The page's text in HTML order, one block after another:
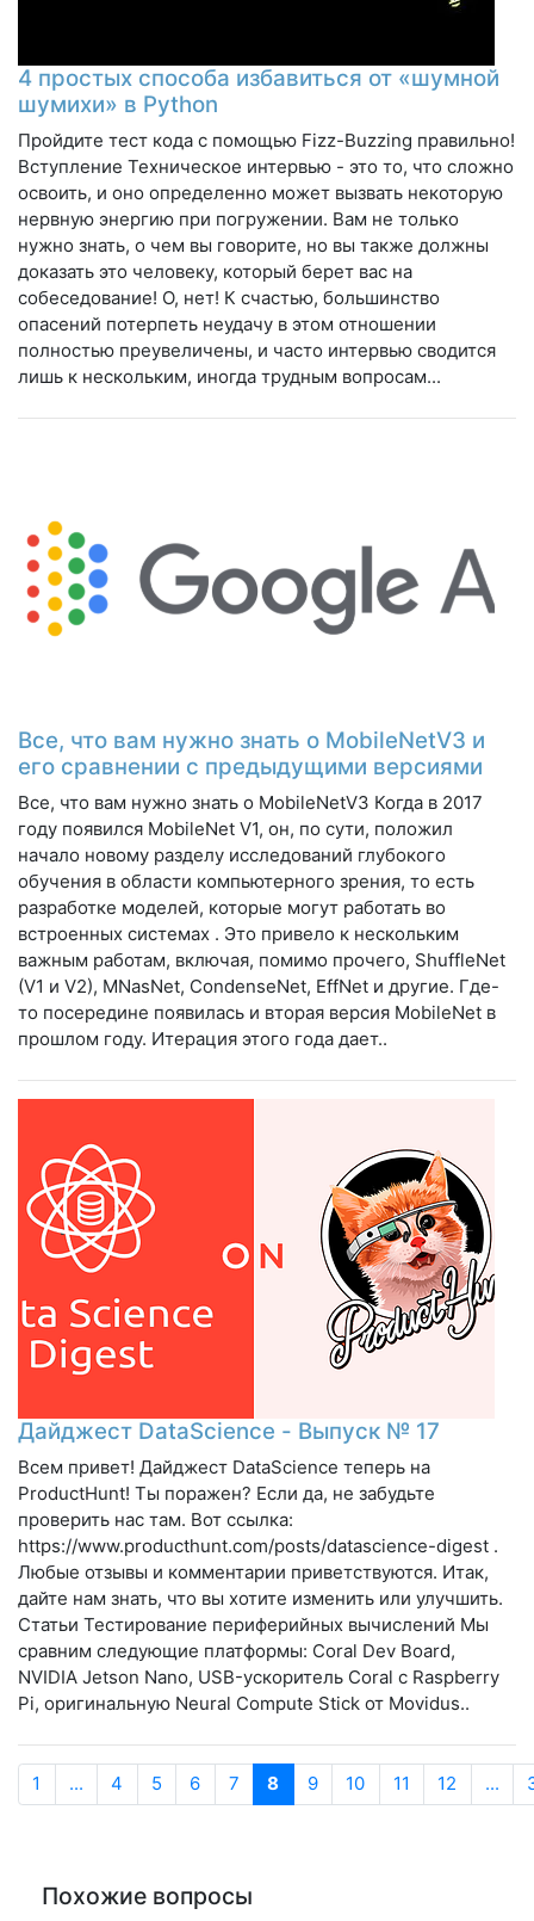
4 простых способа избавиться от «шумной
шумихи» в Python
Пройдите тест кода с помощью Fizz-Buzzing правильно!
Вступление Техническое интервью - это то, что сложно
освоить, и оно определенно может вызвать некоторую
нервную энергию при погружении. Вам не только
нужно знать, о чем вы говорите, но вы также должны
доказать это человеку, который берет вас на
собеседование! О, нет! К счастью, большинство
опасений потерпеть неудачу в этом отношении
полностью преувеличены, и часто интервью сводится
лишь к нескольким, иногда трудным вопросам...
Все, что вам нужно знать о MobileNetV3 и
его сравнении с предыдущими версиями
Все, что вам нужно знать о MobileNetV3 Когда в 2017
году появился MobileNet V1, он, по сути, положил
начало новому разделу исследований глубокого
обучения в области компьютерного зрения, то есть
разработке моделей, которые могут работать во
встроенных системах . Это привело к нескольким
важным работам, включая, помимо прочего, ShuffleNet
(V1 и V2), MNasNet, CondenseNet, EffNet и другие. Где-
то посередине появилась и вторая версия MobileNet в
прошлом году. Итерация этого года дает..
Дайджест DataScience - Выпуск № 17
Всем привет! Дайджест DataScience теперь на
ProductHunt! Ты поражен? Если да, не забудьте
проверить нас там. Вот ссылка:
https://www.producthunt.com/posts/datascience-digest .
Любые отзывы и комментарии приветствуются. Итак,
дайте нам знать, что вы хотите изменить или улучшить.
Статьи Тестирование периферийных вычислений Мы
сравним следующие платформы: Coral Dev Board,
NVIDIA Jetson Nano, USB-ускоритель Coral с Raspberry
Pi, оригинальную Neural Compute Stick от Movidus..
1 ... 4 5 6 7 8 9 10 11 12 ...
Похожие вопросы